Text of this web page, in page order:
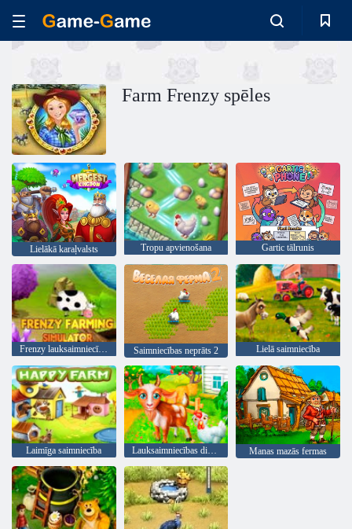
Farm Frenzy spēles
Lielākā karaļvalsts Tropu apvienošana Gartic tālrunis
Frenzy lauksaimniecības simulators Saimniecības neprāts 2 Lielā saimniecība
Laimīga saimniecība Lauksaimniecības dienas Manas mazās fermas